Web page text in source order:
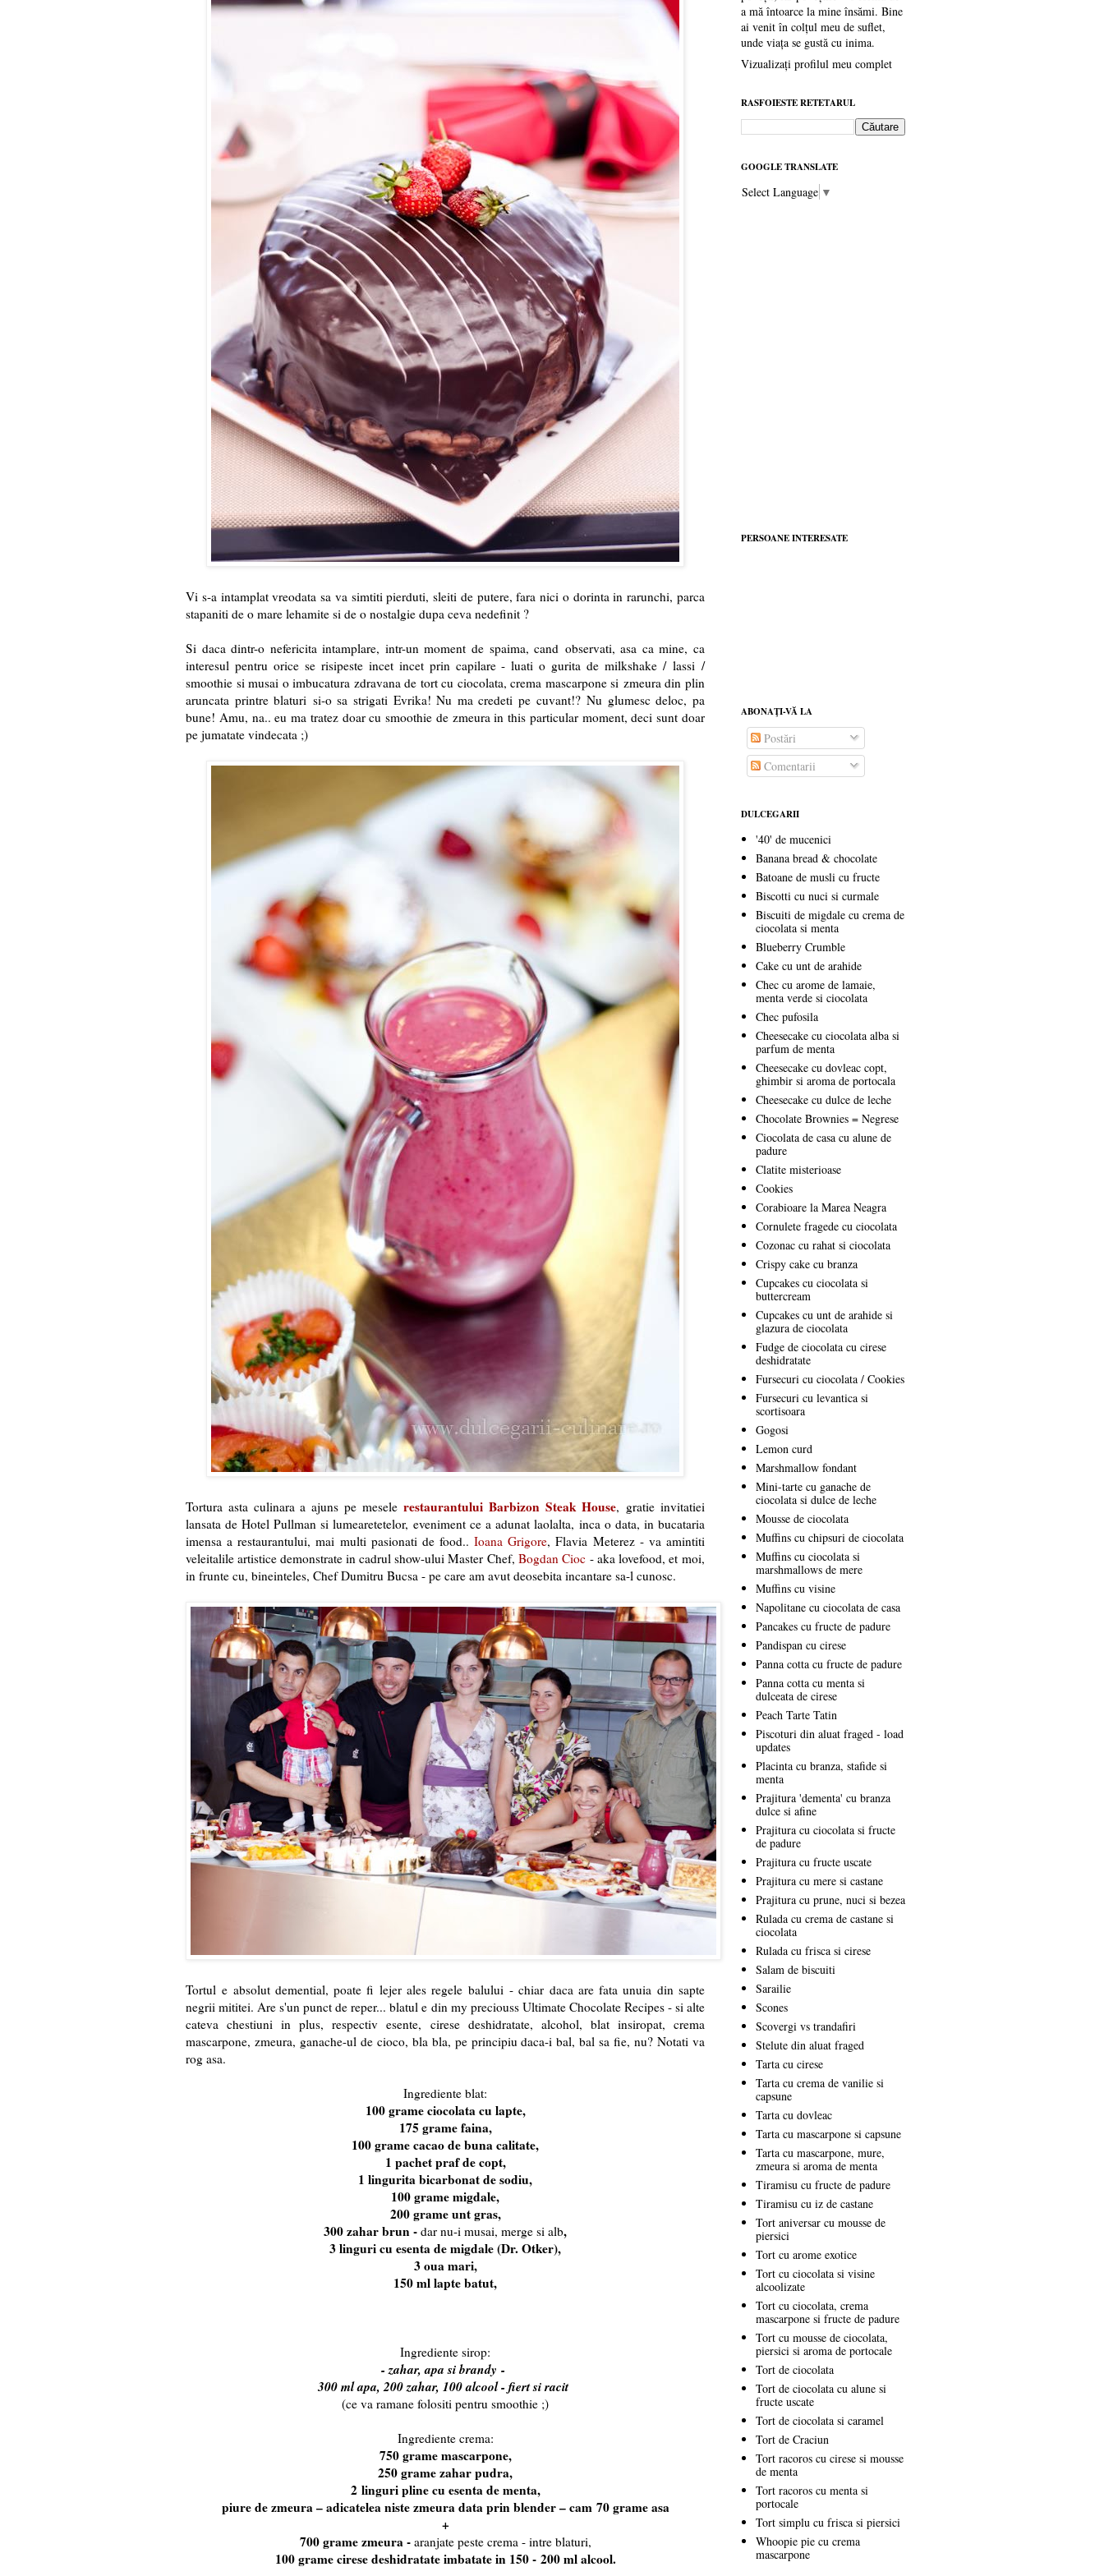
Vi s-a intamplat vreodata sa va simtiti pierduti, sleiti de putere, fara nici o dorinta in rarunchi, parca
stapaniti de o mare lehamite si de o nostalgie dupa ceva nedefinit ?
Si daca dintr-o nefericita intamplare, intr-un moment de spaima, cand observati, asa ca mine, ca
interesul pentru orice se risipeste incet incet prin capilare - luati o gurita de milkshake / lassi /
smoothie si musai o imbucatura zdravana de tort cu ciocolata, crema mascarpone si zmeura din plin
aruncata printre blaturi si-o sa strigati Evrika! Nu ma credeti pe cuvant!? Nu glumesc deloc, pa
bune! Amu, na.. eu ma tratez doar cu smoothie de zmeura in this particular moment, deci sunt doar
pe jumatate vindecata ;)
Tortura asta culinara a ajuns pe mesele restaurantului Barbizon Steak House, gratie invitatiei
lansata de Hotel Pullman si lumearetetelor, eveniment ce a adunat laolalta, inca o data, in bucataria
imensa a restaurantului, mai multi pasionati de food..Ioana Grigore, Flavia Meterez - va amintiti
veleitalile artistice demonstrate in cadrul show-ului Master Chef, Bogdan Cioc- aka lovefood, et moi,
in frunte cu, bineinteles, Chef Dumitru Bucsa - pe care am avut deosebita incantare sa-l cunosc.
Tortul e absolut demential, poate fi lejer ales regele balului - chiar daca are fata unuia din sapte
negrii mititei. Are s'un punct de reper... blatul e din my preciouss Ultimate Chocolate Recipes - si alte
cateva chestiuni in plus, respectiv esente, cirese deshidratate, alcohol, blat insiropat, crema
mascarpone, zmeura, ganache-ul de cioco, bla bla, pe principiu daca-i bal, bal sa fie, nu? Notati va
rog asa.
Ingrediente blat:
100 grame ciocolata cu lapte,
175 grame faina,
100 grame cacao de buna calitate,
1 pachet praf de copt,
1 lingurita bicarbonat de sodiu,
100 grame migdale,
200 grame unt gras,
300 zahar brun - dar nu-i musai, merge si alb,
3 linguri cu esenta de migdale (Dr. Otker),
3 oua mari,
150 ml lapte batut,
Ingrediente sirop:
- zahar, apa si brandy -
300 ml apa, 200 zahar, 100 alcool - fiert si racit
(ce va ramane folositi pentru smoothie ;)
Ingrediente crema:
750 grame mascarpone,
250 grame zahar pudra,
2 linguri pline cu esenta de menta,
piure de zmeura – adicatelea niste zmeura data prin blender – cam 70 grame asa
+
700 grame zmeura - aranjate peste crema - intre blaturi,
100 grame cirese deshidratate imbatate in 150 - 200 ml alcool.
a mă întoarce la mine însămi. Bine
ai venit în colțul meu de suflet,
unde viața se gustă cu inima.
Vizualizați profilul meu complet
RASFOIESTE RETETARUL
GOOGLE TRANSLATE
Select Language ▼
PERSOANE INTERESATE
ABONAŢI-VĂ LA
Postări
Comentarii
DULCEGARII
'40' de mucenici
Banana bread & chocolate
Batoane de musli cu fructe
Biscotti cu nuci si curmale
Biscuiti de migdale cu crema de
ciocolata si menta
Blueberry Crumble
Cake cu unt de arahide
Chec cu arome de lamaie,
menta verde si ciocolata
Chec pufosila
Cheesecake cu ciocolata alba si
parfum de menta
Cheesecake cu dovleac copt,
ghimbir si aroma de portocala
Cheesecake cu dulce de leche
Chocolate Brownies = Negrese
Ciocolata de casa cu alune de
padure
Clatite misterioase
Cookies
Corabioare la Marea Neagra
Cornulete fragede cu ciocolata
Cozonac cu rahat si ciocolata
Crispy cake cu branza
Cupcakes cu ciocolata si
buttercream
Cupcakes cu unt de arahide si
glazura de ciocolata
Fudge de ciocolata cu cirese
deshidratate
Fursecuri cu ciocolata / Cookies
Fursecuri cu levantica si
scortisoara
Gogosi
Lemon curd
Marshmallow fondant
Mini-tarte cu ganache de
ciocolata si dulce de leche
Mousse de ciocolata
Muffins cu chipsuri de ciocolata
Muffins cu ciocolata si
marshmallows de mere
Muffins cu visine
Napolitane cu ciocolata de casa
Pancakes cu fructe de padure
Pandispan cu cirese
Panna cotta cu fructe de padure
Panna cotta cu menta si
dulceata de cirese
Peach Tarte Tatin
Piscoturi din aluat fraged - load
updates
Placinta cu branza, stafide si
menta
Prajitura 'dementa' cu branza
dulce si afine
Prajitura cu ciocolata si fructe
de padure
Prajitura cu fructe uscate
Prajitura cu mere si castane
Prajitura cu prune, nuci si bezea
Rulada cu crema de castane si
ciocolata
Rulada cu frisca si cirese
Salam de biscuiti
Sarailie
Scones
Scovergi vs trandafiri
Stelute din aluat fraged
Tarta cu cirese
Tarta cu crema de vanilie si
capsune
Tarta cu dovleac
Tarta cu mascarpone si capsune
Tarta cu mascarpone, mure,
zmeura si aroma de menta
Tiramisu cu fructe de padure
Tiramisu cu iz de castane
Tort aniversar cu mousse de
piersici
Tort cu arome exotice
Tort cu ciocolata si visine
alcoolizate
Tort cu ciocolata, crema
mascarpone si fructe de padure
Tort cu mousse de ciocolata,
piersici si aroma de portocale
Tort de ciocolata
Tort de ciocolata cu alune si
fructe uscate
Tort de ciocolata si caramel
Tort de Craciun
Tort racoros cu cirese si mousse
de menta
Tort racoros cu menta si
portocale
Tort simplu cu frisca si piersici
Whoopie pie cu crema
mascarpone